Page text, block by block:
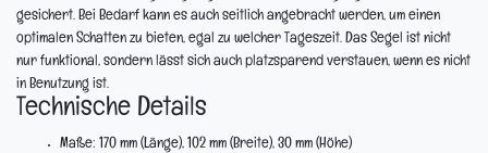
gesichert. Bei Bedarf kann es auch seitlich angebracht werden, um einen
optimalen Schatten zu bieten, egal zu welcher Tageszeit. Das Segel ist nicht
nur funktional, sondern lässt sich auch platzsparend verstauen, wenn es nicht
in Benutzung ist.
Technische Details
Maße: 170 mm (Länge), 102 mm (Breite), 30 mm (Höhe)